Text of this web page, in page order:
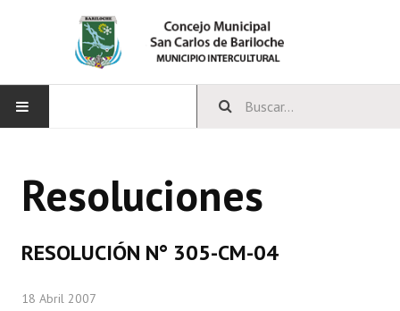
CONCEJO
Resoluciones
RESOLUCIÓN N° 305-CM-04
18 Abril 2007